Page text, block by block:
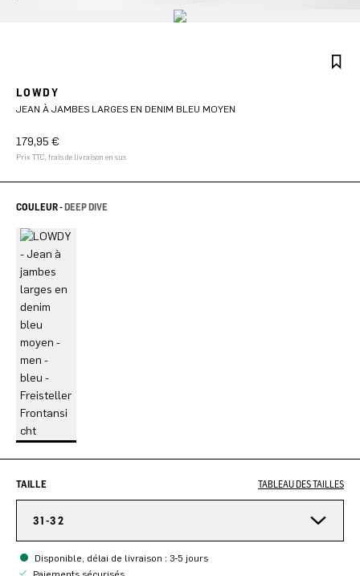
LOWDY
JEAN À JAMBES LARGES EN DENIM BLEU MOYEN
179,95 €
Prix TTC, frais de livraison en sus
COULEUR -DEEP DIVE
TAILLE TABLEAU DES TAILLES
31-32
Disponible, délai de livraison : 3-5 jours